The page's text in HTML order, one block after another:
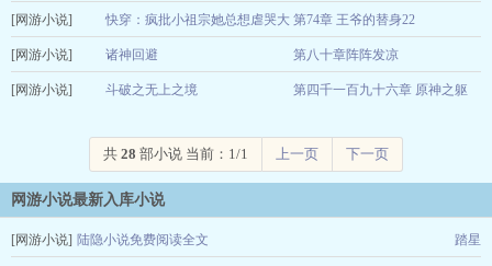
我是纯爱战士
[网游小说] 快穿：疯批小祖宗她总想虐哭大
佬
第74章 王爷的替身22
萌面小锦鲤
[网游小说] 诸神回避 第八十章阵阵发凉
苗棋淼 12-22
[网游小说] 斗破之无上之境 第四千一百九十六章 原神之躯
共 28 部小说 当前：1/1 上一页 下一页
网游小说最新入库小说
[网游小说] 陆隐小说免费阅读全文 踏星